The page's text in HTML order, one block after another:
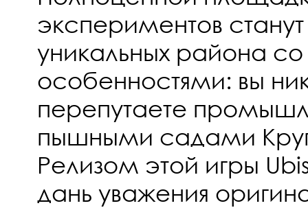
экспериментов
уникальных района
особенностями: вы
перепутаете
пышными садами
Релизом этой игры
дань уважения